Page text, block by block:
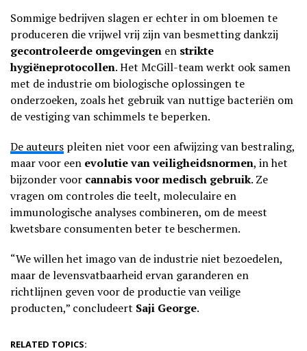
Sommige bedrijven slagen er echter in om bloemen te
produceren die vrijwel vrij zijn van besmetting dankzij
gecontroleerde omgevingen en strikte
hygiëneprotocollen. Het McGill-team werkt ook samen
met de industrie om biologische oplossingen te
onderzoeken, zoals het gebruik van nuttige bacteriën om
de vestiging van schimmels te beperken.
De auteurs pleiten niet voor een afwijzing van bestraling,
maar voor een evolutie van veiligheidsnormen, in het
bijzonder voor cannabis voor medisch gebruik. Ze
vragen om controles die teelt, moleculaire en
immunologische analyses combineren, om de meest
kwetsbare consumenten beter te beschermen.
“We willen het imago van de industrie niet bezoedelen,
maar de levensvatbaarheid ervan garanderen en
richtlijnen geven voor de productie van veilige
producten,” concludeert Saji George.
RELATED TOPICS: